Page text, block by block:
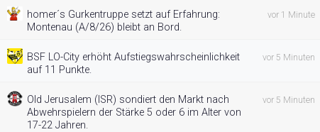
homer´s Gurkentruppe setzt auf Erfahrung:
Montenau (A/8/26) bleibt an Bord.
vor 1 Minute
BSF LO-City erhöht Aufstiegswahrscheinlichkeit
auf 11 Punkte.
vor 5 Minuten
Old Jerusalem (ISR) sondiert den Markt nach
Abwehrspielern der Stärke 5 oder 6 im Alter von
17-22 Jahren.
vor 5 Minuten